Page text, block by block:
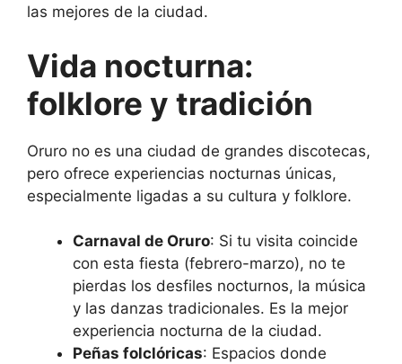
las mejores de la ciudad.
Vida nocturna:
folklore y tradición
Oruro no es una ciudad de grandes discotecas,
pero ofrece experiencias nocturnas únicas,
especialmente ligadas a su cultura y folklore.
Carnaval de Oruro: Si tu visita coincide
con esta fiesta (febrero-marzo), no te
pierdas los desfiles nocturnos, la música
y las danzas tradicionales. Es la mejor
experiencia nocturna de la ciudad.
Peñas folclóricas: Espacios donde